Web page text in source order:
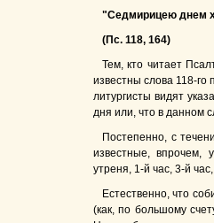
"Седмирицею днем
(Пс. 118, 164)
Тем, кто читает
известны слова 118-
литургисты видят
дня или, что в данном
Постепенно, с
известные, впрочем,
утреня, 1-й час, 3-й
Естественно, что
(как, по большому